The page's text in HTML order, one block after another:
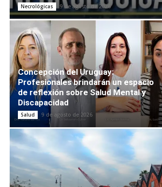
Necrológicas 9 de agosto de 2026
Concepción del Uruguay:
Profesionales brindarán un espacio
de reflexión sobre Salud Mental y
Discapacidad
Salud 9 de agosto de 2026